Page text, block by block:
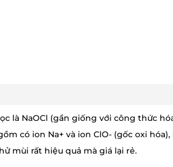
là NaOCl (gần giống với công thức
có ion Na+ và ion ClO- (gốc oxi hóa),
mùi rất hiệu quả mà giá lại rẻ.